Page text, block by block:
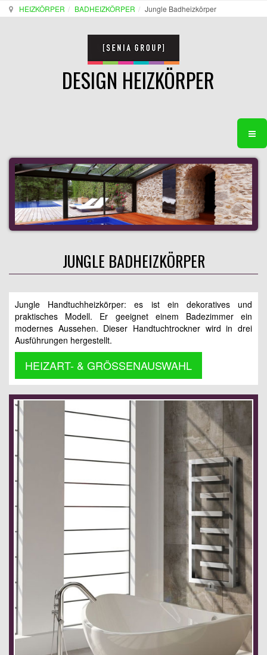
HEIZKÖRPER BADHEIZKÖRPER Jungle Badheizkörper
DESIGN HEIZKÖRPER
JUNGLE BADHEIZKÖRPER
Jungle Handtuchheizkörper: es ist ein dekoratives und
praktisches Modell. Er geeignet einem Badezimmer ein
modernes Aussehen. Dieser Handtuchtrockner wird in drei
Ausführungen hergestellt.
HEIZART- & GRÖSSENAUSWAHL